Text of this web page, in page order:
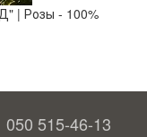
| Розы - 100%
050 515-46-13